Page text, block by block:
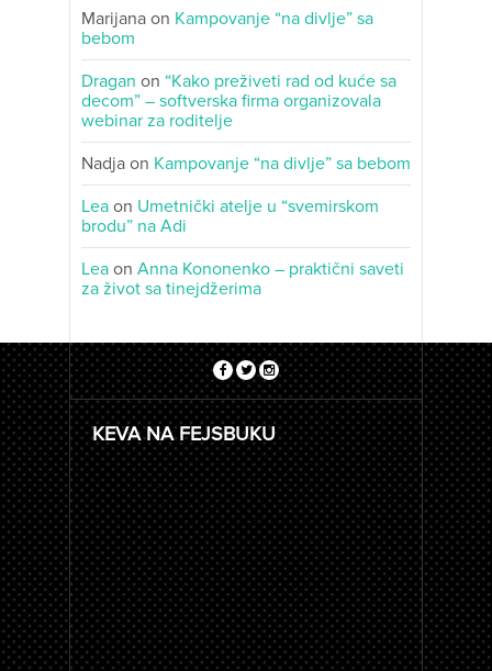
Marijana on Kampovanje “na divlje” sa
bebom
Dragan on “Kako preživeti rad od kuće sa
decom” – softverska firma organizovala
webinar za roditelje
Nadja on Kampovanje “na divlje” sa bebom
Lea on Umetnički atelje u “svemirskom
brodu” na Adi
Lea on Anna Kononenko – praktični saveti
za život sa tinejdžerima
KEVA NA FEJSBUKU